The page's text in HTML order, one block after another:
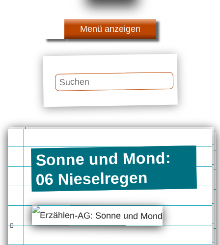
Menü
Sonne und Mond:
06 Nieselregen